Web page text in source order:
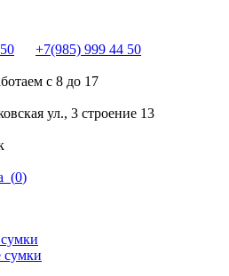
+7(985) 999 44 50
с 8 до 17
ул., 3 строение 13
(0)